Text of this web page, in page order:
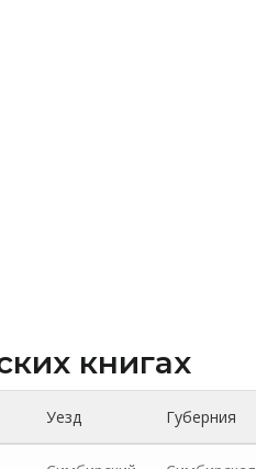
книгах
Уезд Губерния